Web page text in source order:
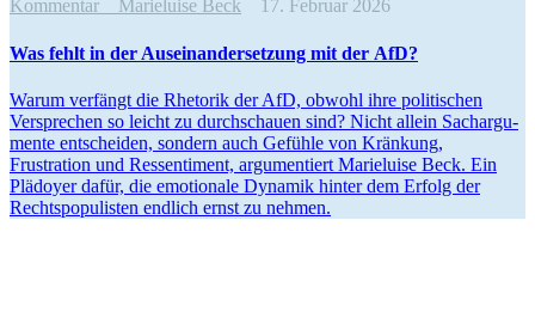
Kommentar Marieluise Beck 17. Februar 2026
Was fehlt in der Ausein­an­der­setzung mit der AfD?
Warum verfängt die Rhetorik der AfD, obwohl ihre politi­schen
Versprechen so leicht zu durch­schauen sind? Nicht allein Sachar­gu­
mente entscheiden, sondern auch Gefühle von Kränkung,
Frustration und Ressen­timent, argumen­tiert Marie­luise Beck. Ein
Plädoyer dafür, die emotionale Dynamik hinter dem Erfolg der
Rechts­po­pu­listen endlich ernst zu nehmen.